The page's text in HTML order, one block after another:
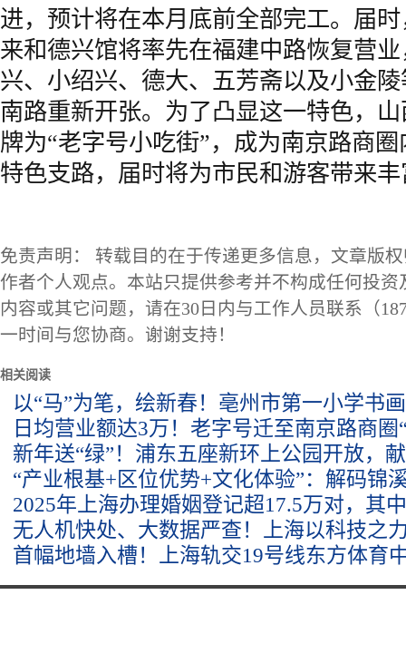
进，预计将在本月底前全部完工。届
来和德兴馆将率先在福建中路恢复营
兴、小绍兴、德大、五芳斋以及小金
南路重新开张。为了凸显这一特色，
牌为“老字号小吃街”，成为南京路商
特色支路，届时将为市民和游客带来
免责声明： 转载目的在于传递更多信息，文章版
作者个人观点。本站只提供参考并不构成任何投
内容或其它问题，请在30日内与工作人员联系（
一时间与您协商。谢谢支持！
相关阅读
以“马”为笔，绘新春！亳州市第一小学书
日均营业额达3万！老字号迁至南京路商圈
新年送“绿”！浦东五座新环上公园开放，
“产业根基+区位优势+文化体验”：解码锦
2025年上海办理婚姻登记超17.5万对，其
无人机快处、大数据严查！上海以科技之
首幅地墙入槽！上海轨交19号线东方体育